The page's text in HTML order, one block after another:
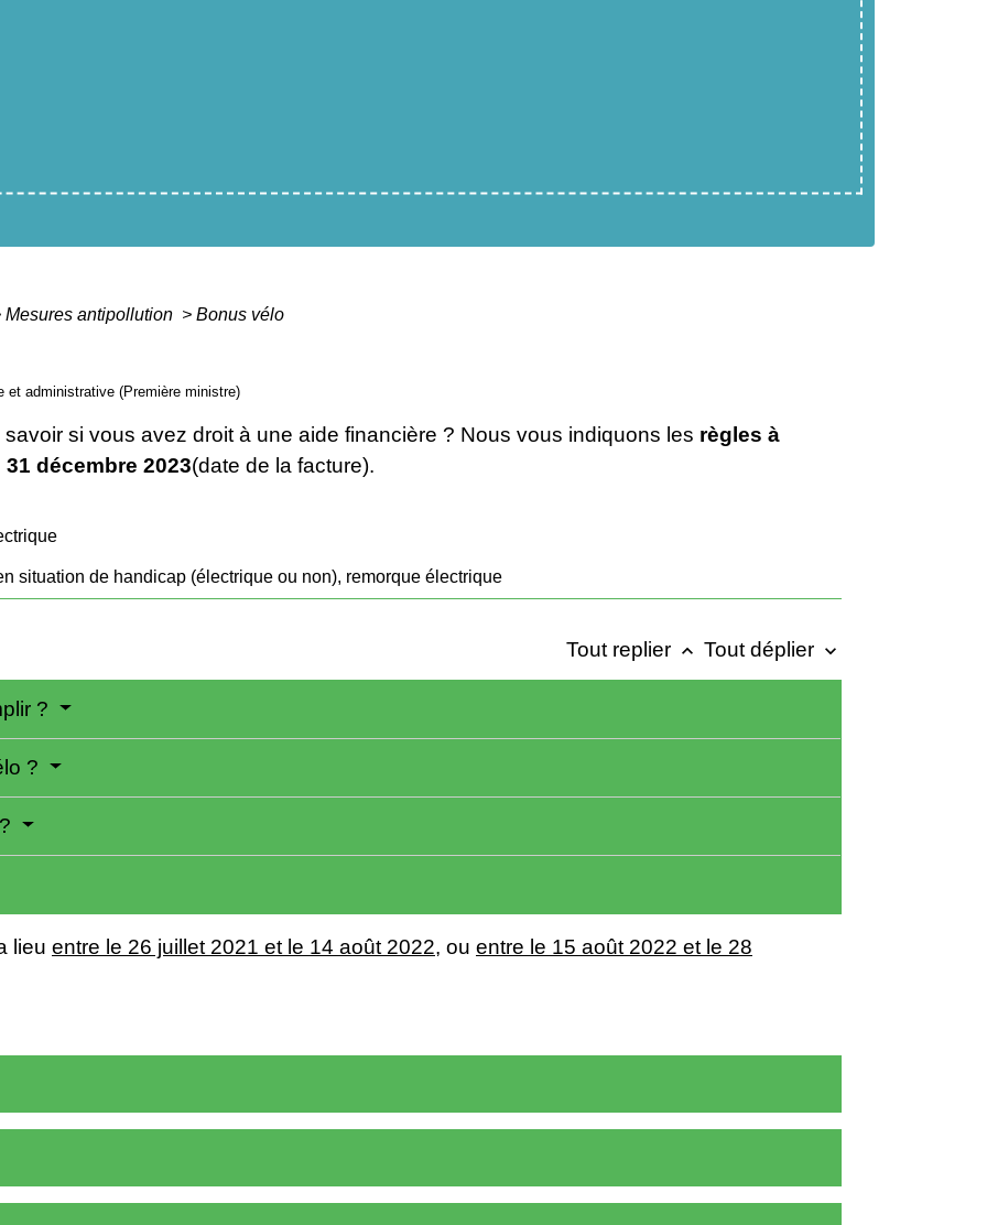
Mesures antipollution > Bonus vélo
et administrative (Première ministre)
si vous avez droit à une aide financière ? Nous vous indiquons les règles à
décembre 2023(date de la facture).
situation de handicap (électrique ou non), remorque électrique
Tout replier keyboard_arrow_up Tout déplier keyboard_arrow_down
?
?
lieu entre le 26 juillet 2021 et le 14 août 2022, ou entre le 15 août 2022 et le 28